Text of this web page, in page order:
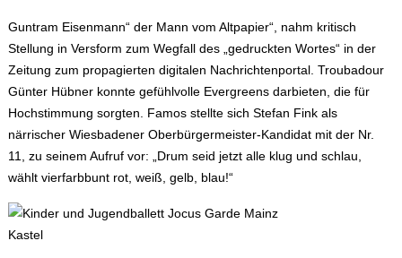
Guntram Eisenmann“ der Mann vom Altpapier“, nahm kritisch
Stellung in Versform zum Wegfall des „gedruckten Wortes“ in der
Zeitung zum propagierten digitalen Nachrichtenportal. Troubadour
Günter Hübner konnte gefühlvolle Evergreens darbieten, die für
Hochstimmung sorgten. Famos stellte sich Stefan Fink als
närrischer Wiesbadener Oberbürgermeister-Kandidat mit der Nr.
11, zu seinem Aufruf vor: „Drum seid jetzt alle klug und schlau,
wählt vierfarbbunt rot, weiß, gelb, blau!“